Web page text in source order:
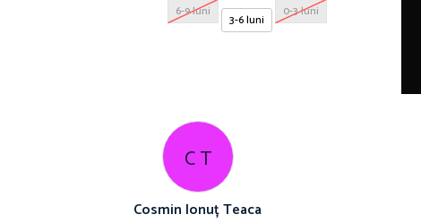
6-9 luni
3-6 luni
0-3 luni
C T
Cosmin Ionuț Teaca